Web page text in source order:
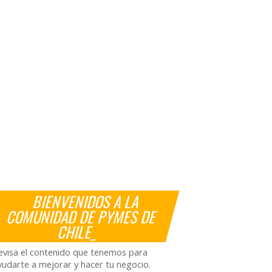
BIENVENIDOS A LA
COMUNIDAD DE PYMES DE
CHILE_
el contenido que tenemos para
a mejorar y hacer tu negocio.